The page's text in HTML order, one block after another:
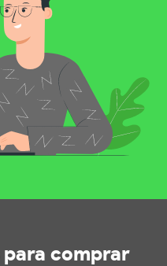
para comprar